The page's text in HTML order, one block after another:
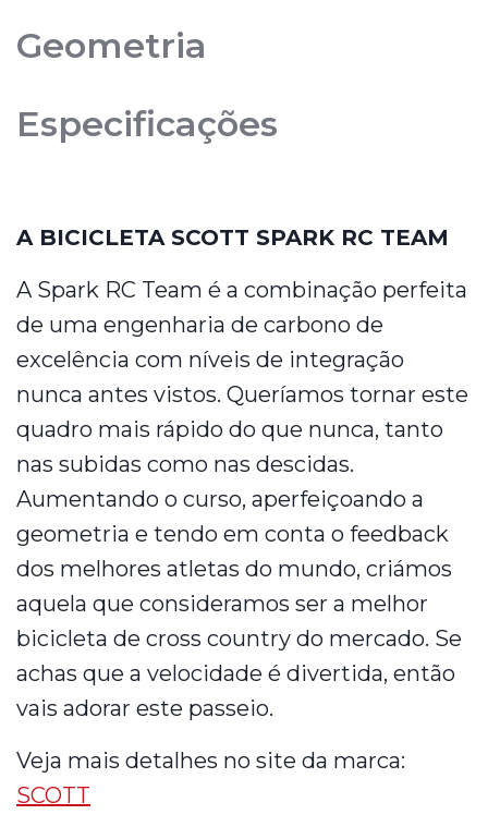
Geometria
Especificações
A BICICLETA SCOTT SPARK RC TEAM
A Spark RC Team é a combinação perfeita
de uma engenharia de carbono de
excelência com níveis de integração
nunca antes vistos. Queríamos tornar este
quadro mais rápido do que nunca, tanto
nas subidas como nas descidas.
Aumentando o curso, aperfeiçoando a
geometria e tendo em conta o feedback
dos melhores atletas do mundo, criámos
aquela que consideramos ser a melhor
bicicleta de cross country do mercado. Se
achas que a velocidade é divertida, então
vais adorar este passeio.
Veja mais detalhes no site da marca:
SCOTT